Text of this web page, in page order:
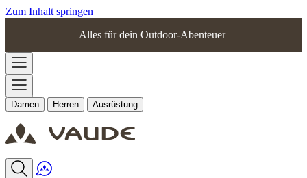
Zum Inhalt springen
Alles für dein Outdoor-Abenteuer
Damen Herren Ausrüstung